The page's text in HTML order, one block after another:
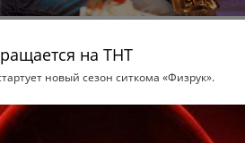
на ТНТ
новый сезон ситкома «Физрук».